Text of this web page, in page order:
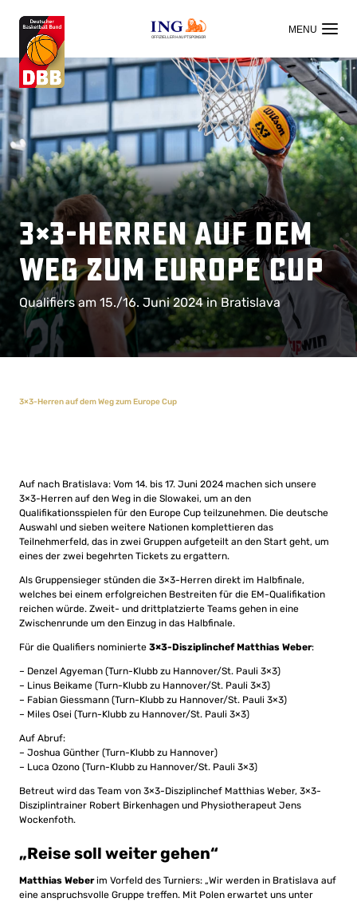
OFFIZIELLER HAUPTSPONSOR
3×3-Herren auf dem
Weg zum Europe Cup
Qualifiers am 15./16. Juni 2024 in Bratislava
3×3-Herren auf dem Weg zum Europe Cup
Auf nach Bratislava: Vom 14. bis 17. Juni 2024 machen sich unsere
3×3-Herren auf den Weg in die Slowakei, um an den
Qualifikationsspielen für den Europe Cup teilzunehmen. Die deutsche
Auswahl und sieben weitere Nationen komplettieren das
Teilnehmerfeld, das in zwei Gruppen aufgeteilt an den Start geht, um
eines der zwei begehrten Tickets zu ergattern.
Als Gruppensieger stünden die 3×3-Herren direkt im Halbfinale,
welches bei einem erfolgreichen Bestreiten für die EM-Qualifikation
reichen würde. Zweit- und drittplatzierte Teams gehen in eine
Zwischenrunde um den Einzug in das Halbfinale.
Für die Qualifiers nominierte 3×3-Disziplinchef Matthias Weber:
– Denzel Agyeman (Turn-Klubb zu Hannover/St. Pauli 3×3)
– Linus Beikame (Turn-Klubb zu Hannover/St. Pauli 3×3)
– Fabian Giessmann (Turn-Klubb zu Hannover/St. Pauli 3×3)
– Miles Osei (Turn-Klubb zu Hannover/St. Pauli 3×3)
Auf Abruf:
– Joshua Günther (Turn-Klubb zu Hannover)
– Luca Ozono (Turn-Klubb zu Hannover/St. Pauli 3×3)
Betreut wird das Team von 3×3-Disziplinchef Matthias Weber, 3×3-
Disziplintrainer Robert Birkenhagen und Physiotherapeut Jens
Wockenfoth.
„Reise soll weiter gehen“
Matthias Weberim Vorfeld des Turniers: „Wir werden in Bratislava auf
eine anspruchsvolle Gruppe treffen. Mit Polen erwartet uns unter